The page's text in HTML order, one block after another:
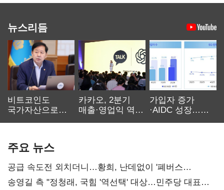
뉴스리듬
비트코인도
국가자산으로…'
카카오, 2분기
매출·영업익 역대
가입자 증가
·AIDC 성장…
주요 뉴스
공급 속도전 외치더니…황희, 난데없이 '폐버스
리모델링' 제안
송영길 측 "정청래, 국힘 '역선택' 대상…민주당 대표로